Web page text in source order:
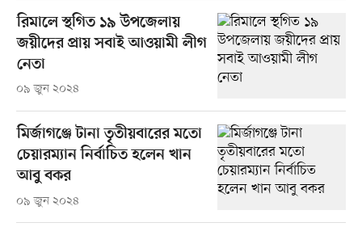
রিমালে স্থগিত ১৯ উপজেলায়
জয়ীদের প্রায় সবাই আওয়ামী লীগ
নেতা
০৯ জুন ২০২৪
মির্জাগঞ্জে টানা তৃতীয়বারের মতো
চেয়ারম্যান নির্বাচিত হলেন খান
আবু বকর
০৯ জুন ২০২৪